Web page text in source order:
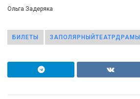
Ольга Задеряка
БИЛЕТЫ ЗАПОЛЯРНЫЙТЕАТРДРАМЫ